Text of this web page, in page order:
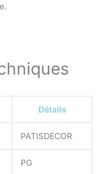
Détails
PATISDECOR
PG